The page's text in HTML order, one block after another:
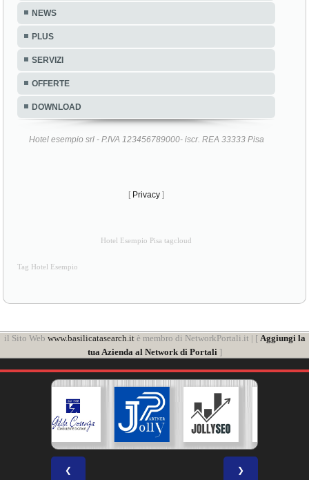
NEWS
PLUS
SERVIZI
OFFERTE
DOWNLOAD
Hotel esempio srl - P.IVA 123456789000- iscr. REA 33333 Pisa
[ Privacy ]
Hotel Esempio Pisa tagcloud
Tag Hotel Esempio
il Sito Web www.basilicatasearch.itè membro di NetworkPortali.it | [ Aggiungi la
tua Azienda al Network di Portali]
❮ ❯